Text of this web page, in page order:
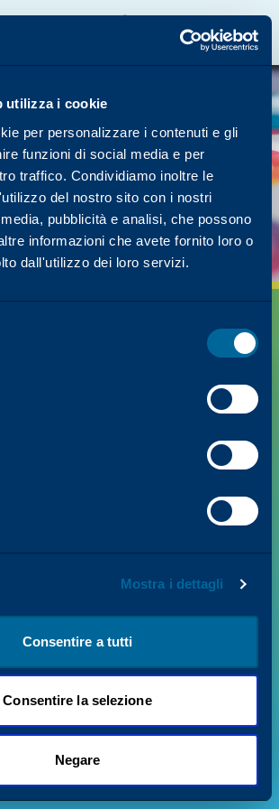
utilizza i cookie
per personalizzare i contenuti e gli
funzioni di social media e per
traffico. Condividiamo inoltre le
del nostro sito con i nostri
pubblicità e analisi, che possono
informazioni che avete fornito loro o
dall'utilizzo dei loro servizi.
Mostra i dettagli
Consentire a tutti
Consentire la selezione
Negare
Katun
Portale Katalyst
Italiano
che stavate
è rimasta
altri contenuti su come Katun
il vostro successo!
Torna alla homepage
Katun. Tutti i diritti riservati.